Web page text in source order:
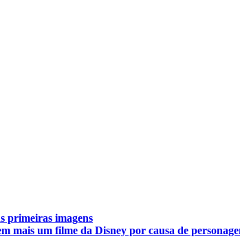
primeiras imagens
mais um filme da Disney por causa de